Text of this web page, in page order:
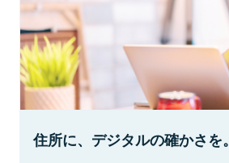
住所に、デジタルの確かさを。